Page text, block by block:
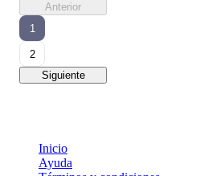
Anterior
1
2
Siguiente
Inicio
Ayuda